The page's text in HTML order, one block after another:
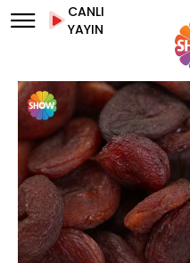
CANLI
YAYIN
Yüklendi:
8.06%